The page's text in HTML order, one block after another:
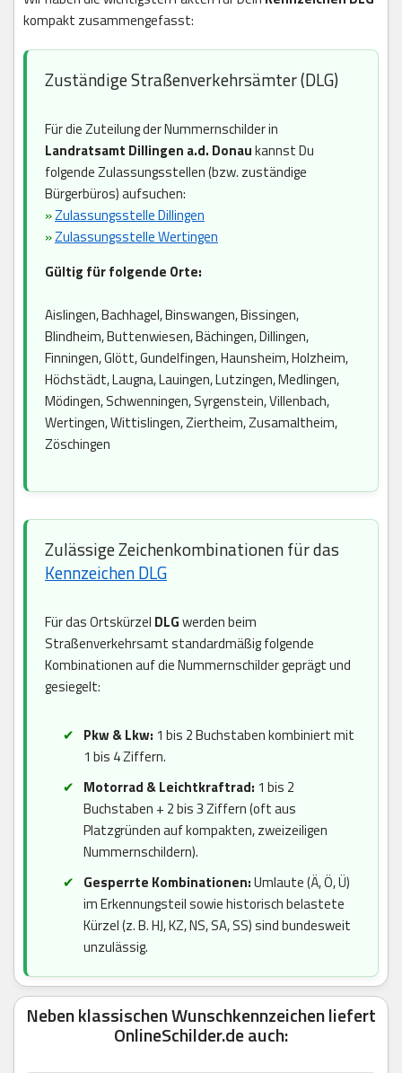
kompakt zusammengefasst:
Zuständige Straßenverkehrsämter (DLG)
Für die Zuteilung der Nummernschilder in
Landratsamt Dillingen a.d. Donaukannst Du
folgende Zulassungsstellen (bzw. zuständige
Bürgerbüros) aufsuchen:
»Zulassungsstelle Dillingen
»Zulassungsstelle Wertingen
Gültig für folgende Orte:
Aislingen, Bachhagel, Binswangen, Bissingen,
Blindheim, Buttenwiesen, Bächingen, Dillingen,
Finningen, Glött, Gundelfingen, Haunsheim, Holzheim,
Höchstädt, Laugna, Lauingen, Lutzingen, Medlingen,
Mödingen, Schwenningen, Syrgenstein, Villenbach,
Wertingen, Wittislingen, Ziertheim, Zusamaltheim,
Zöschingen
Zulässige Zeichenkombinationen für das
Kennzeichen DLG
Für das Ortskürzel DLGwerden beim
Straßenverkehrsamt standardmäßig folgende
Kombinationen auf die Nummernschilder geprägt und
gesiegelt:
Pkw & Lkw: 1 bis 2 Buchstaben kombiniert mit
1 bis 4 Ziffern.
Motorrad & Leichtkraftrad: 1 bis 2
Buchstaben + 2 bis 3 Ziffern (oft aus
Platzgründen auf kompakten, zweizeiligen
Nummernschildern).
Gesperrte Kombinationen:Umlaute (Ä, Ö, Ü)
im Erkennungsteil sowie historisch belastete
Kürzel (z. B. HJ, KZ, NS, SA, SS) sind bundesweit
unzulässig.
Neben klassischen Wunschkennzeichen liefert
OnlineSchilder.de auch: